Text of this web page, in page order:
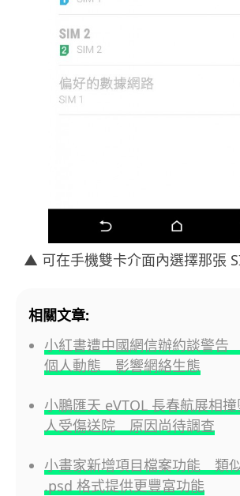
▲ 可在手機雙卡介面內選擇那張
相關文章:
小紅書遭中國網信辦約談警
個人動態 影響網絡生態
小鵬匯天 eVTOL 長春航展相
人受傷送院 原因尚待調查
小畫家新增項目檔案功能 類
.psd 格式提供更豐富功能